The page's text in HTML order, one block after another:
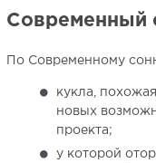
Современный
По Современному
кукла,
новых
проекта;
у которой